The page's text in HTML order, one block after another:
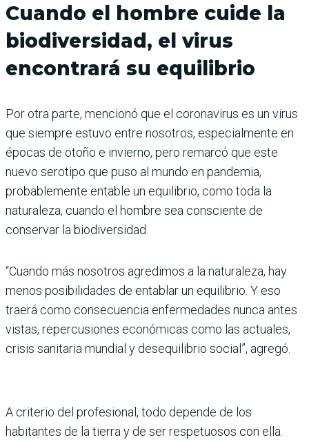
Cuando el hombre cuide la
biodiversidad, el virus
encontrará su equilibrio
Por otra parte, mencionó que el coronavirus es un virus
que siempre estuvo entre nosotros, especialmente en
épocas de otoño e invierno, pero remarcó que este
nuevo serotipo que puso al mundo en pandemia,
probablemente entable un equilibrio, como toda la
naturaleza, cuando el hombre sea consciente de
conservar la biodiversidad.
“Cuando más nosotros agredimos a la naturaleza, hay
menos posibilidades de entablar un equilibrio. Y eso
traerá como consecuencia enfermedades nunca antes
vistas, repercusiones económicas como las actuales,
crisis sanitaria mundial y desequilibrio social”, agregó.
A criterio del profesional, todo depende de los
habitantes de la tierra y de ser respetuosos con ella.